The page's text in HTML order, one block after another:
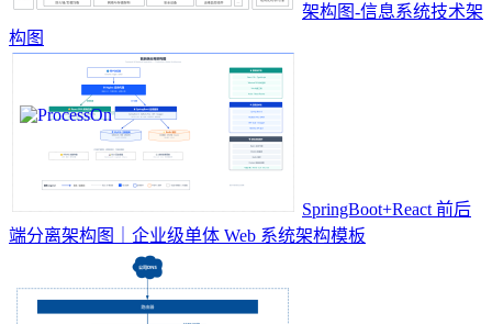
架构图-信息系统技术架
构图
SpringBoot+React 前后
端分离架构图｜企业级单体 Web 系统架构模板